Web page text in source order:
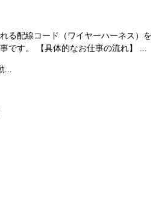
る配線コード（ワイヤーハーネス）を
です。 【具体的なお仕事の流れ】 ...
...